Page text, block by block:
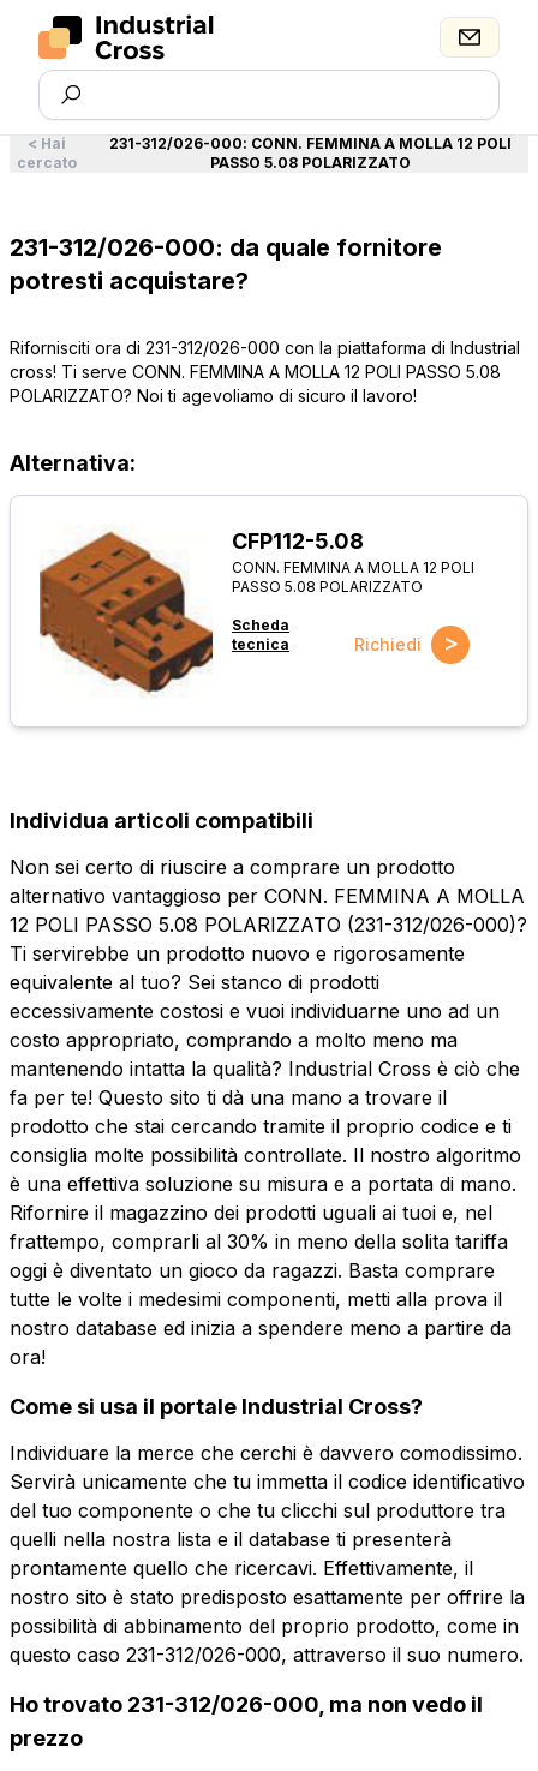
Vuoi ricevere
< Hai
cercato
231-312/026-000: CONN. FEMMINA A MOLLA 12 POLI
PASSO 5.08 POLARIZZATO
231-312/026-000: da quale fornitore
potresti acquistare?
Rifornisciti ora di 231-312/026-000 con la piattaforma di Industrial
cross! Ti serve CONN. FEMMINA A MOLLA 12 POLI PASSO 5.08
POLARIZZATO? Noi ti agevoliamo di sicuro il lavoro!
Alternativa:
Vuoi ricevere maggiori
informazioni?
Compila il form per richiedere un preventivo
CFP112-5.08
CONN. FEMMINA A MOLLA 12 POLI
PASSO 5.08 POLARIZZATO
Scheda
tecnica
Richiedi >
Individua articoli compatibili
Non sei certo di riuscire a comprare un prodotto
alternativo vantaggioso per CONN. FEMMINA A MOLLA
12 POLI PASSO 5.08 POLARIZZATO (231-312/026-000)?
Ti servirebbe un prodotto nuovo e rigorosamente
equivalente al tuo? Sei stanco di prodotti
eccessivamente costosi e vuoi individuarne uno ad un
costo appropriato, comprando a molto meno ma
mantenendo intatta la qualità? Industrial Cross è ciò che
fa per te! Questo sito ti dà una mano a trovare il
prodotto che stai cercando tramite il proprio codice e ti
consiglia molte possibilità controllate. Il nostro algoritmo
è una effettiva soluzione su misura e a portata di mano.
Rifornire il magazzino dei prodotti uguali ai tuoi e, nel
frattempo, comprarli al 30% in meno della solita tariffa
oggi è diventato un gioco da ragazzi. Basta comprare
tutte le volte i medesimi componenti, metti alla prova il
nostro database ed inizia a spendere meno a partire da
ora!
Come si usa il portale Industrial Cross?
Individuare la merce che cerchi è davvero comodissimo.
Servirà unicamente che tu immetta il codice identificativo
del tuo componente o che tu clicchi sul produttore tra
quelli nella nostra lista e il database ti presenterà
prontamente quello che ricercavi. Effettivamente, il
nostro sito è stato predisposto esattamente per offrire la
possibilità di abbinamento del proprio prodotto, come in
questo caso 231-312/026-000, attraverso il suo numero.
Ho trovato 231-312/026-000, ma non vedo il
prezzo